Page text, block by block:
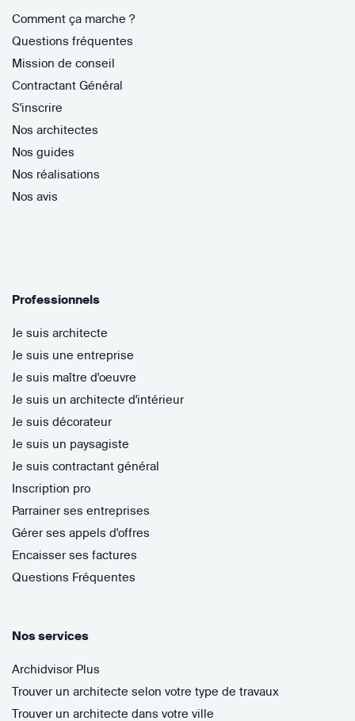
Comment ça marche ?
Questions fréquentes
Mission de conseil
Contractant Général
S'inscrire
Nos architectes
Nos guides
Nos réalisations
Nos avis
Professionnels
Je suis architecte
Je suis une entreprise
Je suis maître d'oeuvre
Je suis un architecte d'intérieur
Je suis décorateur
Je suis un paysagiste
Je suis contractant général
Inscription pro
Parrainer ses entreprises
Gérer ses appels d'offres
Encaisser ses factures
Questions Fréquentes
Nos services
Archidvisor Plus
Trouver un architecte selon votre type de travaux
Trouver un architecte dans votre ville